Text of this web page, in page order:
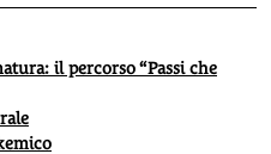
il percorso “Passi che